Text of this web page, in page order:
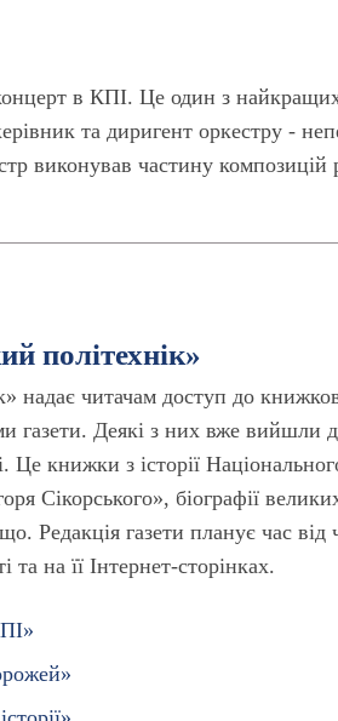
в КПІ. Це один з найкращих
та диригент оркестру -
виконував частину композицій
політехнік»
надає читачам доступ до
газети. Деякі з них вже
книжки з історії
Сікорського», біографії
Редакція газети планує час
на її Інтернет-сторінках.